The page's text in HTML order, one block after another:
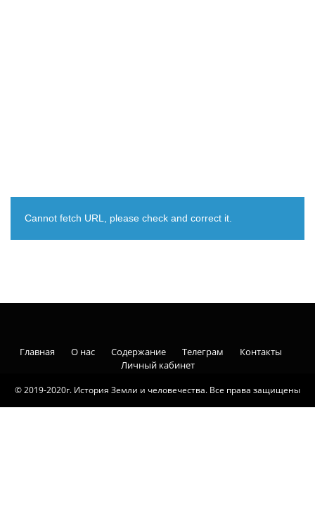
Cannot fetch URL, please check and correct it.
© 2019-2020г. История Земли и человечества. Все права защищены
Главная О нас Содержание Телеграм
Контакты
Личный кабинет